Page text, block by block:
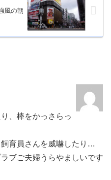
風の朝
、棒をかっさらっ
育員さんを威嚇したり…
ブご夫婦うらやましいです